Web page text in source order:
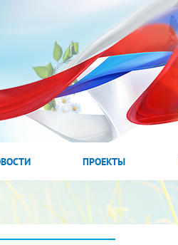
ПРОЕКТЫ